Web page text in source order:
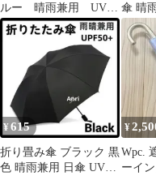
ルー 晴雨兼用 UVカ
ット 完全遮光 軽
量 コンパクト 水色
傘 晴
カッ
撥水
¥ 615
折り畳み傘 ブラック 黒
色 晴雨兼用 日傘 UVカ
¥
Wpc.
ーイ